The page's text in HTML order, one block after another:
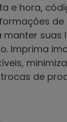
e hora,
de
suas
Imprima
de